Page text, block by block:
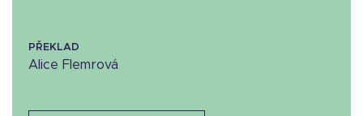
PŘEKLAD
Alice Flemrová